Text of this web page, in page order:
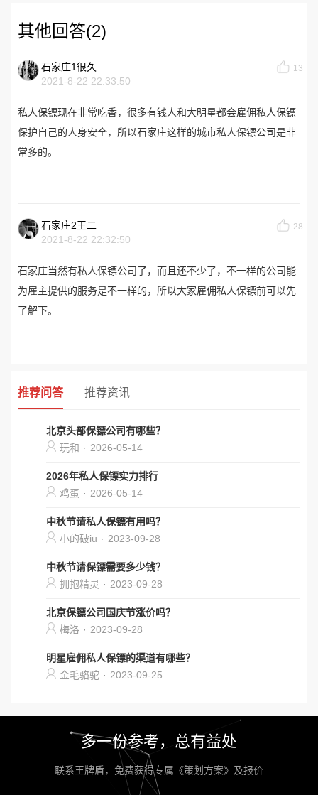
其他回答(2)
石家庄1很久
2021-8-22 22:33:50
13
私人保镖现在非常吃香，很多有钱人和大明星都会雇佣私人保镖
保护自己的人身安全，所以石家庄这样的城市私人保镖公司是非
常多的。
石家庄2王二
2021-8-22 22:32:50
28
石家庄当然有私人保镖公司了，而且还不少了，不一样的公司能
为雇主提供的服务是不一样的，所以大家雇佣私人保镖前可以先
了解下。
推荐问答 推荐资讯
北京头部保镖公司有哪些？
玩和 · 2026-05-14
2026年私人保镖实力排行
鸡蛋 · 2026-05-14
中秋节请私人保镖有用吗？
小的破iu · 2023-09-28
中秋节请保镖需要多少钱？
拥抱精灵 · 2023-09-28
北京保镖公司国庆节涨价吗？
梅洛 · 2023-09-28
明星雇佣私人保镖的渠道有哪些？
金毛骆驼 · 2023-09-25
多一份参考，总有益处
联系王牌盾，免费获得专属《策划方案》及报价